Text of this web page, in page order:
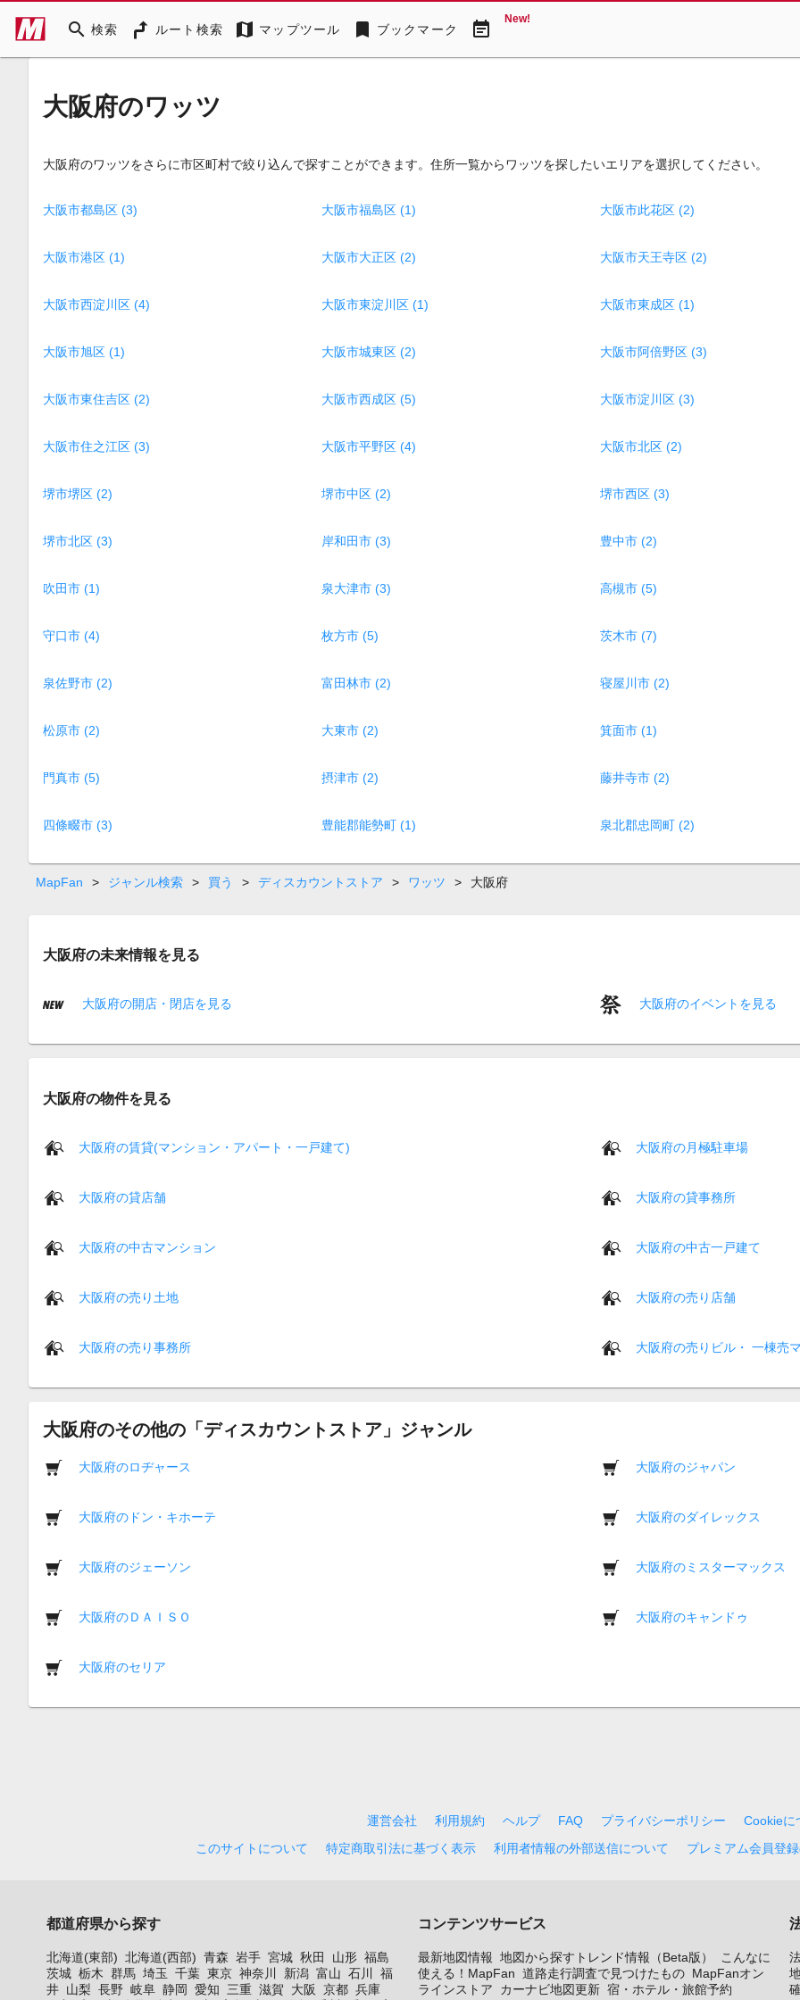
search 検索 ルート検索 map マップツール bookmark ブックマーク event_note New!
大阪府のワッツ
大阪府のワッツをさらに市区町村で絞り込んで探すことができます。住所一覧からワッツを探したいエリアを選択してください。
大阪市都島区 (3) 大阪市福島区 (1) 大阪市此花区 (2)
大阪市港区 (1) 大阪市大正区 (2) 大阪市天王寺区 (2)
大阪市西淀川区 (4) 大阪市東淀川区 (1) 大阪市東成区 (1)
大阪市旭区 (1) 大阪市城東区 (2) 大阪市阿倍野区 (3)
大阪市東住吉区 (2) 大阪市西成区 (5) 大阪市淀川区 (3)
大阪市住之江区 (3) 大阪市平野区 (4) 大阪市北区 (2)
堺市堺区 (2) 堺市中区 (2) 堺市西区 (3)
堺市北区 (3) 岸和田市 (3) 豊中市 (2)
吹田市 (1) 泉大津市 (3) 高槻市 (5)
守口市 (4) 枚方市 (5) 茨木市 (7)
泉佐野市 (2) 富田林市 (2) 寝屋川市 (2)
松原市 (2) 大東市 (2) 箕面市 (1)
門真市 (5) 摂津市 (2) 藤井寺市 (2)
四條畷市 (3) 豊能郡能勢町 (1) 泉北郡忠岡町 (2)
MapFan > ジャンル検索 > 買う > ディスカウントストア > ワッツ > 大阪府
大阪府の未来情報を見る
大阪府の開店・閉店を見る 大阪府のイベントを見る
大阪府の物件を見る
大阪府の賃貸(マンション・アパート・一戸建て) 大阪府の月極駐車場
大阪府の貸店舗 大阪府の貸事務所
大阪府の中古マンション 大阪府の中古一戸建て
大阪府の売り土地 大阪府の売り店舗
大阪府の売り事務所 大阪府の売りビル・ 一棟売
大阪府のその他の「ディスカウントストア」ジャンル
大阪府のロヂャース 大阪府のジャパン
大阪府のドン・キホーテ 大阪府のダイレックス
大阪府のジェーソン 大阪府のミスターマックス
大阪府のＤＡＩＳＯ 大阪府のキャンドゥ
大阪府のセリア
運営会社 利用規約 ヘルプ FAQ プライバシーポリシー
Cookieに
このサイトについて
特定商取引法に基づく表示 利用者情報の外部送信について プレミアム会員登
都道府県から探す
北海道(東部) 北海道(西部) 青森 岩手 宮城 秋田 山形 福島
茨城 栃木 群馬 埼玉 千葉 東京 神奈川 新潟 富山 石川
福
井 山梨 長野 岐阜 静岡 愛知 三重 滋賀 大阪 京都 兵庫
コンテンツサービス
最新地図情報 地図から探すトレンド情報（Beta版）
こんなに
使える！MapFan 道路走行調査で見つけたもの MapFanオン
ラインストア
カーナビ地図更新 宿・ホテル・旅館予約